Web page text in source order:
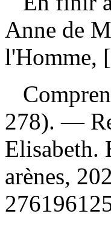
Anne de
l'Homme,
278). —
Elisabeth.
arènes,